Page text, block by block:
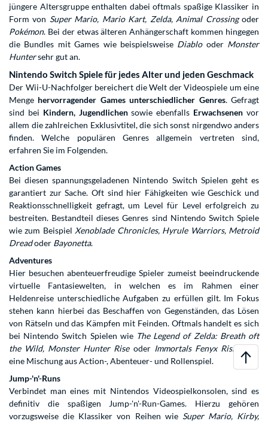
jüngere Altersgruppe enthalten dabei oftmals spaßige Klassiker in
Form von Super Mario, Mario Kart, Zelda, Animal Crossingoder
Pokémon. Bei der etwas älteren Anhängerschaft kommen hingegen
die Bundles mit Games wie beispielsweise Diablooder Monster
Huntersehr gut an.
Nintendo Switch Spiele für jedes Alter und jeden Geschmack
Der Wii-U-Nachfolger bereichert die Welt der Videospiele um eine
Menge hervorragender Games unterschiedlicher Genres. Gefragt
sind bei Kindern, Jugendlichensowie ebenfalls Erwachsenen vor
allem die zahlreichen Exklusivtitel, die sich sonst nirgendwo anders
finden. Welche populären Genres allgemein vertreten sind,
erfahren Sie im Folgenden.
Action Games
Bei diesen spannungsgeladenen Nintendo Switch Spielen geht es
garantiert zur Sache. Oft sind hier Fähigkeiten wie Geschick und
Reaktionsschnelligkeit gefragt, um Level für Level erfolgreich zu
bestreiten. Bestandteil dieses Genres sind Nintendo Switch Spiele
wie zum Beispiel Xenoblade Chronicles, Hyrule Warriors, Metroid
Dreadoder Bayonetta.
Adventures
Hier besuchen abenteuerfreudige Spieler zumeist beeindruckende
virtuelle Fantasiewelten, in welchen es im Rahmen einer
Heldenreise unterschiedliche Aufgaben zu erfüllen gilt. Im Fokus
stehen kann hierbei das Beschaffen von Gegenständen, das Lösen
von Rätseln und das Kämpfen mit Feinden. Oftmals handelt es sich
bei Nintendo Switch Spielen wie The Legend of Zelda: Breath oft
the Wild, Monster Hunter Riseoder Immortals Fenyx Risingum
eine Mischung aus Action-, Abenteuer- und Rollenspiel.
Jump-'n'-Runs
Verbindet man eines mit Nintendos Videospielkonsolen, sind es
definitiv die spaßigen Jump-'n'-Run-Games. Hierzu gehören
vorzugsweise die Klassiker von Reihen wie Super Mario, Kirby,